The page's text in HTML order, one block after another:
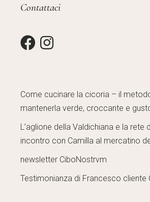
Contattaci
Come cucinare la cicoria – il
mantenerla verde, croccante e
L’aglione della Valdichiana e la rete
incontro con Camilla al mercatino
newsletter CiboNostrvm
Testimonianza di Francesco cliente